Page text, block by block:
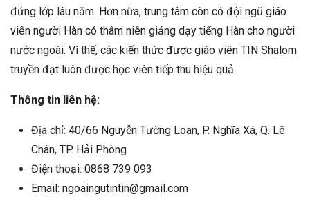
đứng lớp lâu năm. Hơn nữa, trung tâm còn có đội ngũ giáo
viên người Hàn có thâm niên giảng dạy tiếng Hàn cho người
nước ngoài. Vì thế, các kiến thức được giáo viên TIN Shalom
truyền đạt luôn được học viên tiếp thu hiệu quả.
Thông tin liên hệ:
Địa chỉ: 40/66 Nguyễn Tường Loan, P. Nghĩa Xá, Q. Lê
Chân, TP. Hải Phòng
Điện thoại: 0868 739 093
Email: ngoaingutintin@gmail.com